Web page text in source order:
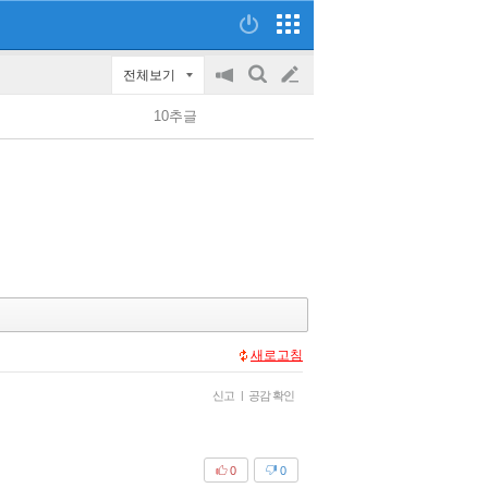
전체보기
공
on/off
검
글
쓰
10추글
새로고침
신고 | 공감 확인
0
0